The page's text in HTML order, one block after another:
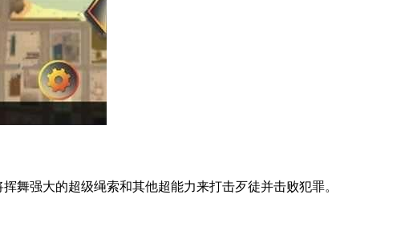
强大的超级绳索和其他超能力来打击歹徒并击败犯罪。